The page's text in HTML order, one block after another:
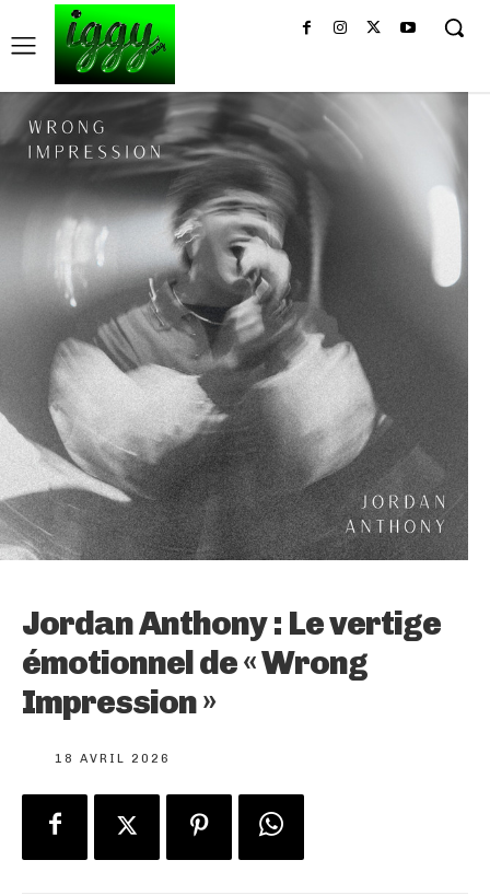
Jordan Anthony : Le vertige
émotionnel de « Wrong
Impression »
18 AVRIL 2026